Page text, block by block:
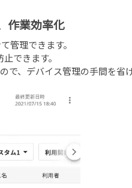
作業効率化
管理できます。
できます。
、デバイス管理の手間を省け